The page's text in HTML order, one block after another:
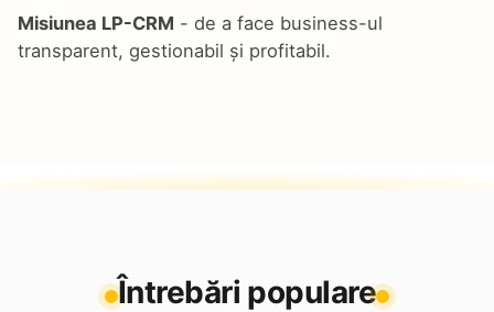
Misiunea LP-CRM - de a face business-ul
transparent, gestionabil și profitabil.
Întrebări populare